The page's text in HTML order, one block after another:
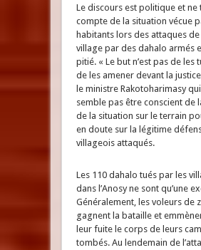
Le discours est politique et ne
compte de la situation vécue
habitants lors des attaques
village par des dahalo armés
pitié. « Le but n’est pas de les
de les amener devant la
le ministre Rakotoharimasy
semble pas être conscient de
de la situation sur le terrain
en doute sur la légitime
villageois attaqués.
Les 110 dahalo tués par les
dans l’Anosy ne sont qu’une
Généralement, les voleurs de
gagnent la bataille et
leur fuite le corps de leurs
tombés. Au lendemain de